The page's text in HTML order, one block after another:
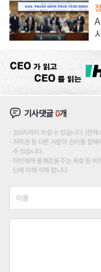
기사댓글0개
200자까지 쓰실 수 있습니다. (현
저작권 등 다른 사람의 권리를 침
수 있습니다.
타인에게 불쾌감을 주는 욕설 등
단에 의해 삭제 합니다.